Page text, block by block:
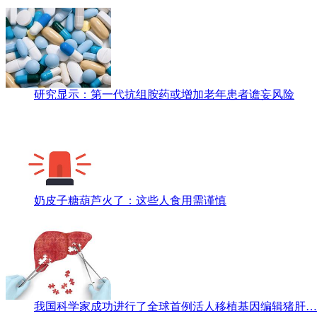
研究显示：第一代抗组胺药或增加老年患者谵妄风险
奶皮子糖葫芦火了：这些人食用需谨慎
我国科学家成功进行了全球首例活人移植基因编辑猪肝…